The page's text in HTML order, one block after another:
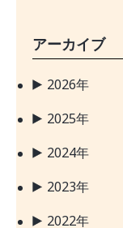
アーカイブ
2026年
2025年
2024年
2023年
2022年